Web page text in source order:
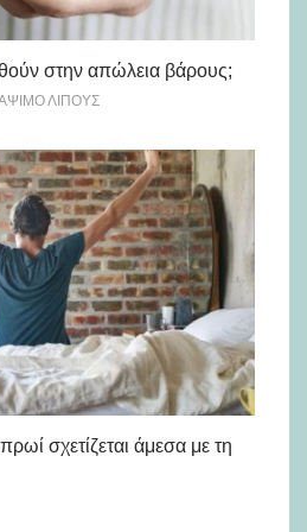
στην απώλεια βάρους;
ΛΊΠΟΥΣ
σχετίζεται άμεσα με τη